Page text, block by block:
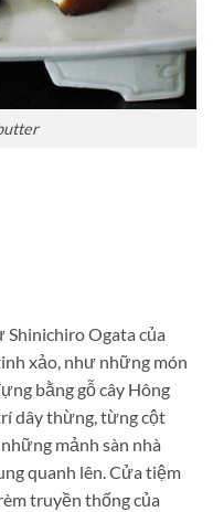
Ogata của
xảo, như những món
bằng gỗ cây Hông
dây thừng, từng cột
mảnh sàn nhà
quanh lên. Cửa tiệm
truyền thống của